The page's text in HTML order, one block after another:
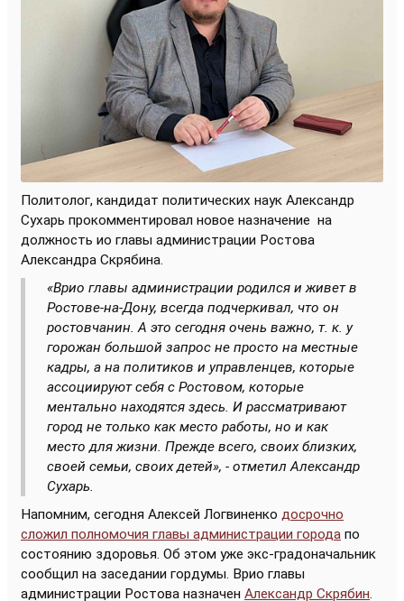
Политолог, кандидат политических наук Александр
Сухарь прокомментировал новое назначение на
должность ио главы администрации Ростова
Александра Скрябина.
«Врио главы администрации родился и живет в
Ростове-на-Дону, всегда подчеркивал, что он
ростовчанин. А это сегодня очень важно, т. к. у
горожан большой запрос не просто на местные
кадры, а на политиков и управленцев, которые
ассоциируют себя с Ростовом, которые
ментально находятся здесь. И рассматривают
город не только как место работы, но и как
место для жизни. Прежде всего, своих близких,
своей семьи, своих детей», - отметил Александр
Сухарь.
Напомним, сегодня Алексей Логвиненко досрочно
сложил полномочия главы администрации города по
состоянию здоровья. Об этом уже экс-градоначальник
сообщил на заседании гордумы. Врио главы
администрации Ростова назначен Александр Скрябин